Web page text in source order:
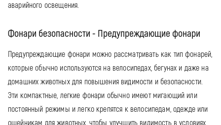
аварийного освещения.
Фонари безопасности - Предупреждающие фонари
Предупреждающие фонари можно рассматривать как тип фонарей,
которые обычно используются на велосипедах, бегунах и даже на
домашних животных для повышения видимости и безопасности.
Эти компактные, легкие фонари обычно имеют мигающий или
постоянный режимы и легко крепятся к велосипедам, одежде или